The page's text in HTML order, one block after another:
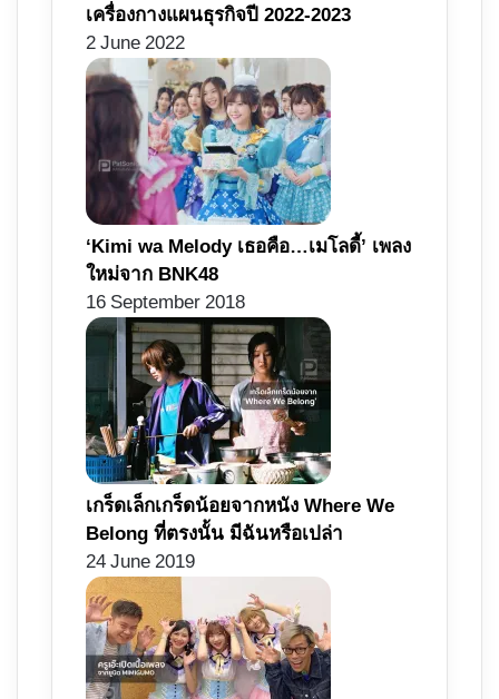
เครื่องกางแผนธุรกิจปี 2022-2023
2 June 2022
‘Kimi wa Melody เธอคือ…เมโลดี้’ เพลง
ใหม่จาก BNK48
16 September 2018
เกร็ดเล็กเกร็ดน้อยจากหนัง Where We
Belong ที่ตรงนั้น มีฉันหรือเปล่า
24 June 2019